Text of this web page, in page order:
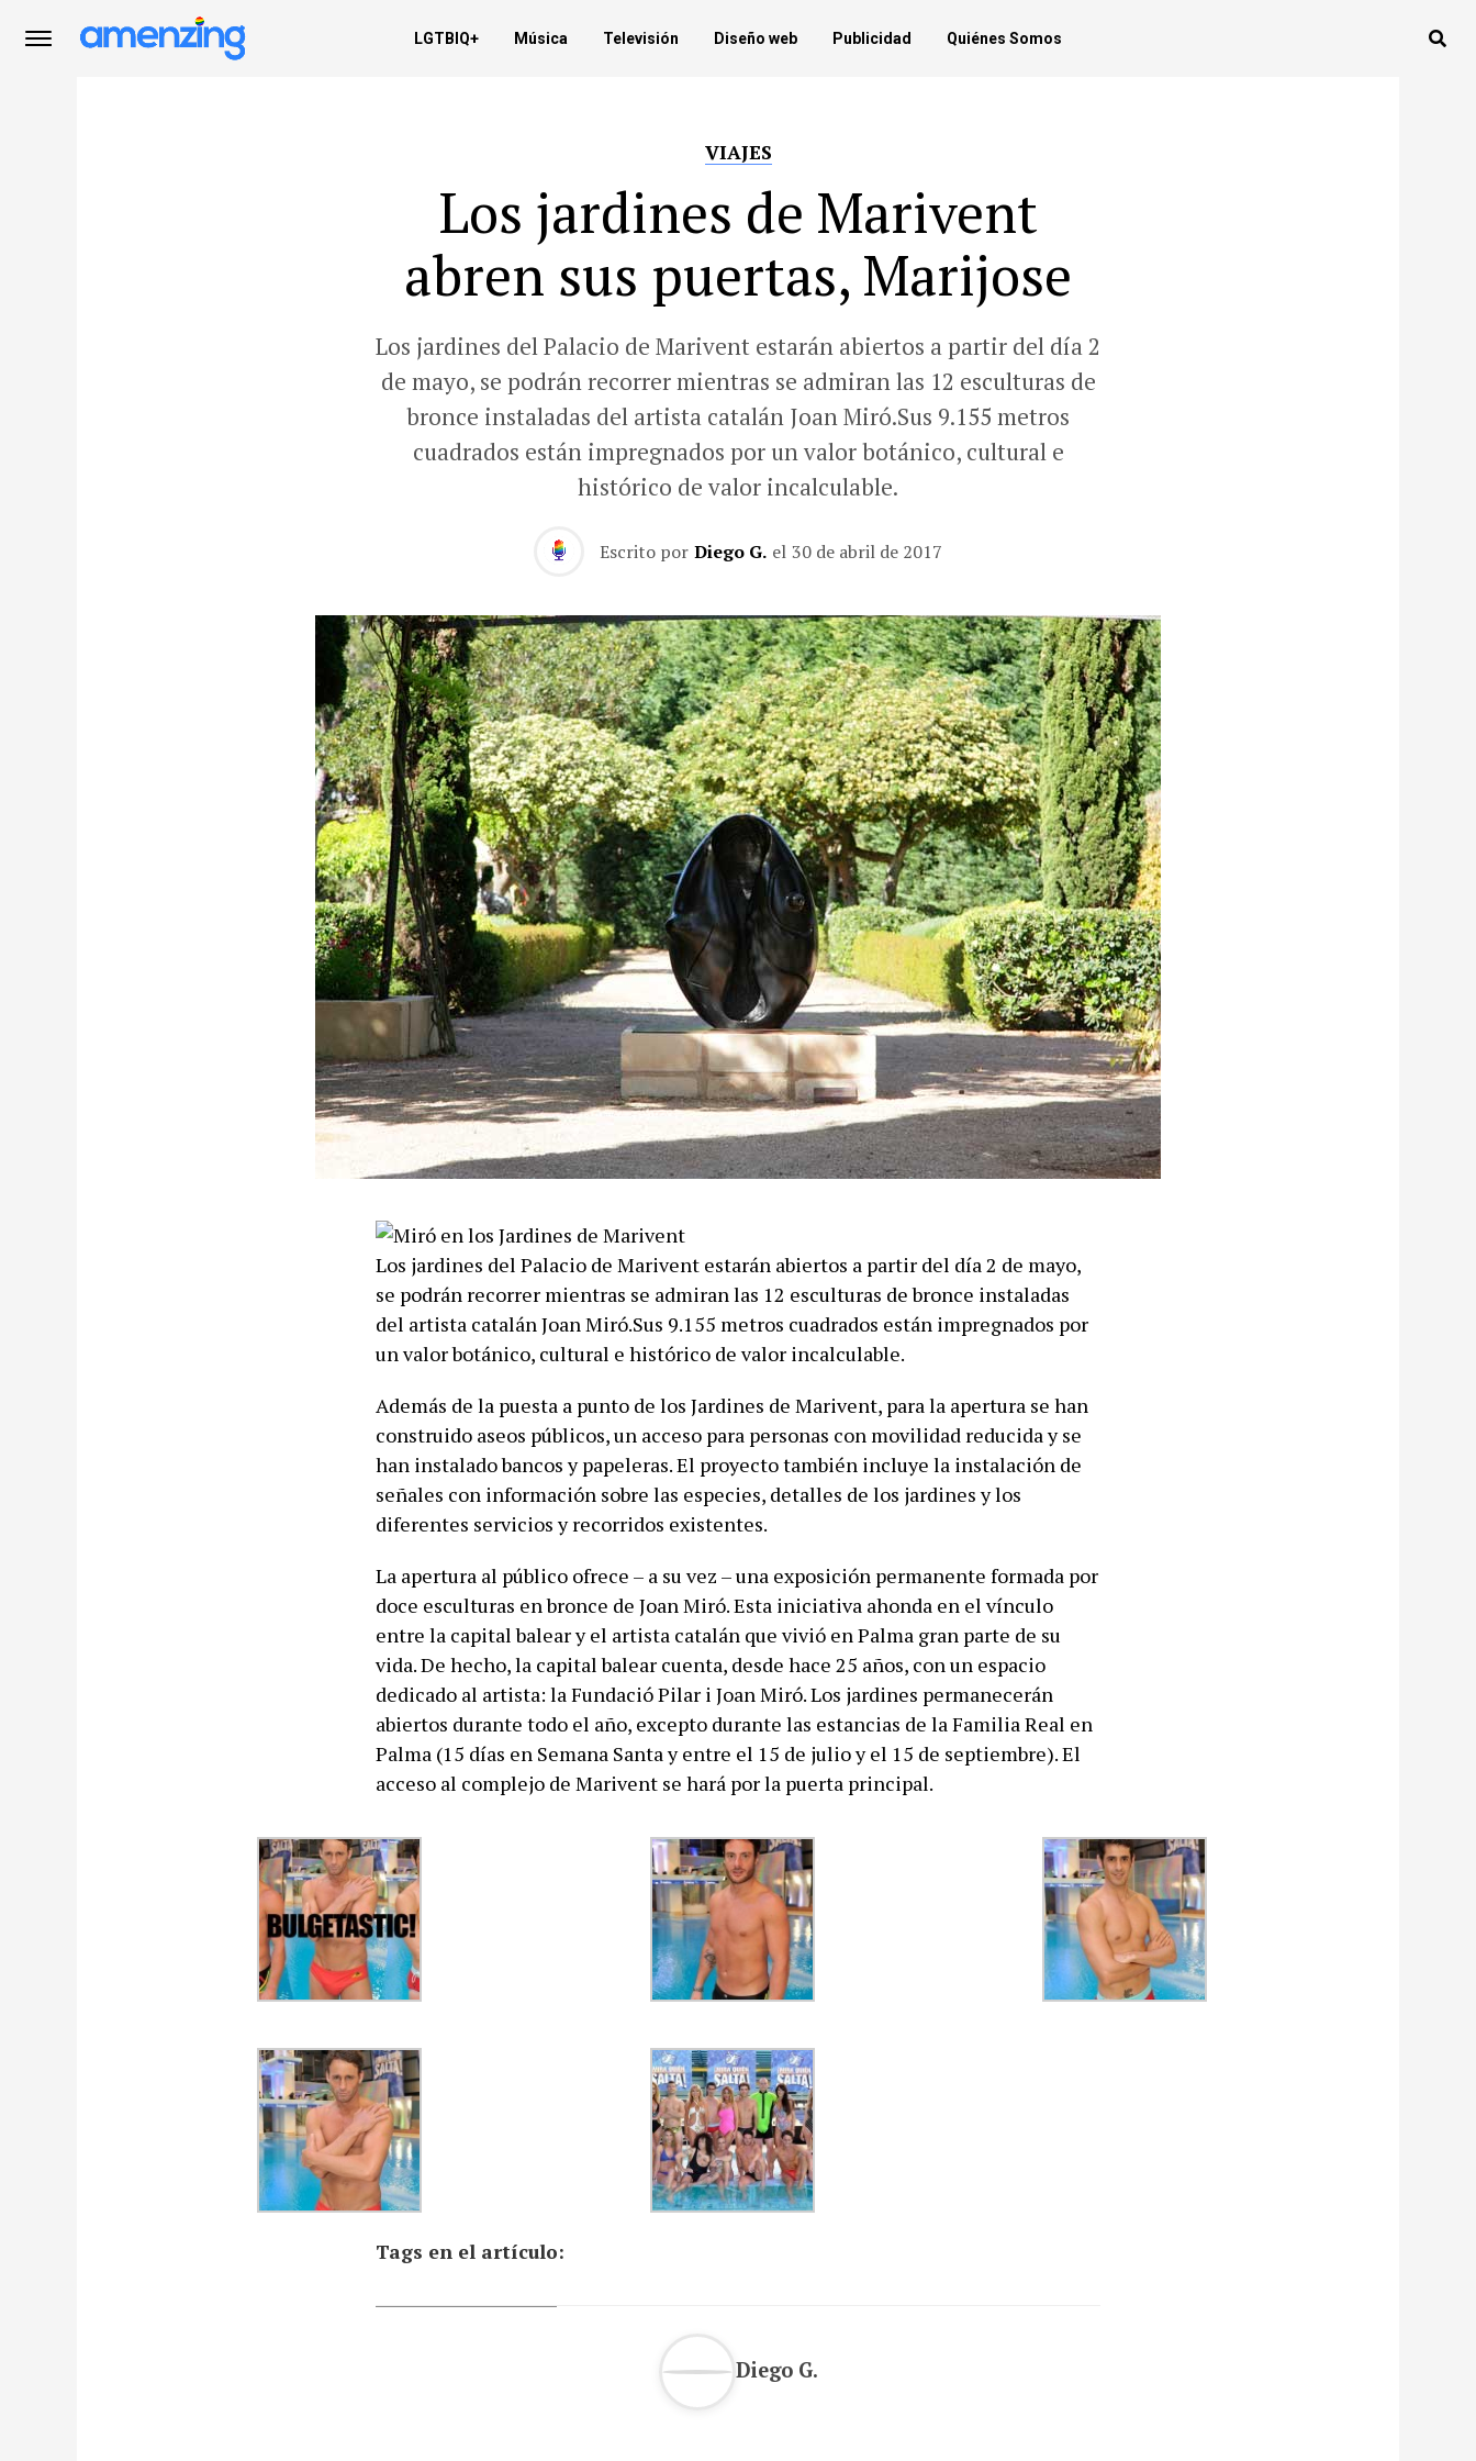
LGTBIQ+ Música Televisión Diseño web Publicidad Quiénes Somos
VIAJES
Los jardines de Marivent
abren sus puertas, Marijose
Los jardines del Palacio de Marivent estarán abiertos a partir del día 2
de mayo, se podrán recorrer mientras se admiran las 12 esculturas de
bronce instaladas del artista catalán Joan Miró.Sus 9.155 metros
cuadrados están impregnados por un valor botánico, cultural e
histórico de valor incalculable.
Escrito por Diego G. el 30 de abril de 2017
Los jardines del Palacio de Marivent estarán abiertos a partir del día 2 de mayo,
se podrán recorrer mientras se admiran las 12 esculturas de bronce instaladas
del artista catalán Joan Miró.Sus 9.155 metros cuadrados están impregnados por
un valor botánico, cultural e histórico de valor incalculable.
Además de la puesta a punto de los Jardines de Marivent, para la apertura se han
construido aseos públicos, un acceso para personas con movilidad reducida y se
han instalado bancos y papeleras. El proyecto también incluye la instalación de
señales con información sobre las especies, detalles de los jardines y los
diferentes servicios y recorridos existentes.
La apertura al público ofrece – a su vez – una exposición permanente formada por
doce esculturas en bronce de Joan Miró. Esta iniciativa ahonda en el vínculo
entre la capital balear y el artista catalán que vivió en Palma gran parte de su
vida. De hecho, la capital balear cuenta, desde hace 25 años, con un espacio
dedicado al artista: la Fundació Pilar i Joan Miró. Los jardines permanecerán
abiertos durante todo el año, excepto durante las estancias de la Familia Real en
Palma (15 días en Semana Santa y entre el 15 de julio y el 15 de septiembre). El
acceso al complejo de Marivent se hará por la puerta principal.
Tags en el artículo:
Diego G.